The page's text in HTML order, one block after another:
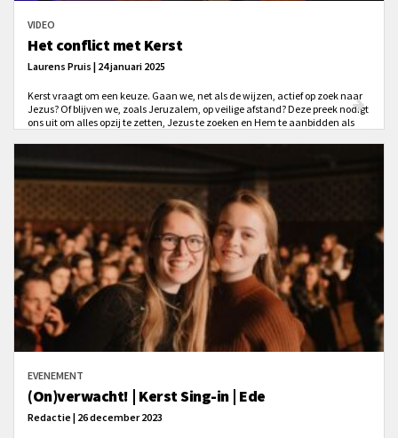
VIDEO
Het conflict met Kerst
Laurens Pruis | 24 januari 2025
Kerst vraagt om een keuze. Gaan we, net als de wijzen, actief op zoek naar
Jezus? Of blijven we, zoals Jeruzalem, op veilige afstand? Deze preek nodigt
ons uit om alles opzij te zetten, Jezus te zoeken en Hem te aanbidden als
EVENEMENT
(On)verwacht! | Kerst Sing-in | Ede
Redactie | 26 december 2023